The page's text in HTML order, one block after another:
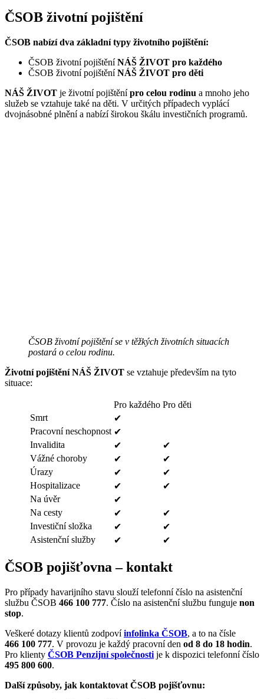
ČSOB životní pojištění
ČSOB nabízí dva základní typy životního pojištění:
ČSOB životní pojištěníNÁŠ ŽIVOT pro každého
ČSOB životní pojištěníNÁŠ ŽIVOT pro děti
NÁŠ ŽIVOT je životní pojištěnípro celou rodinu a mnoho jeho
služeb se vztahuje také na děti. V určitých případech vyplácí
dvojnásobné plnění a nabízí širokou škálu investičních programů.
ČSOB životní pojištění se v těžkých životních situacích
postará o celou rodinu.
Životní pojištění NÁŠ ŽIVOT se vztahuje především na tyto
situace:
Pro každého Pro děti
Smrt
✔
Pracovní neschopnost ✔
Invalidita
✔
✔
Vážné choroby
✔
✔
Úrazy
✔
✔
Hospitalizace
✔
✔
Na úvěr
✔
Na cesty
✔
✔
Investiční složka
✔
✔
Asistenční služby
✔ ✔
ČSOB pojišťovna – kontakt
Pro případy havarijního stavu slouží telefonní číslo na asistenční
službu ČSOB 466 100 777. Číslo na asistenční službu funguje non
stop.
Veškeré dotazy klientů zodpoví infolinka ČSOB, a to na čísle
466 100 777. V provozu je každý pracovní den od 8 do 18 hodin.
Pro klienty ČSOB Penzijní společnosti je k dispozici telefonní číslo
495 800 600.
Další způsoby, jak kontaktovat ČSOB pojišťovnu: